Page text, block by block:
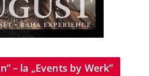
– la „Events by Werk”